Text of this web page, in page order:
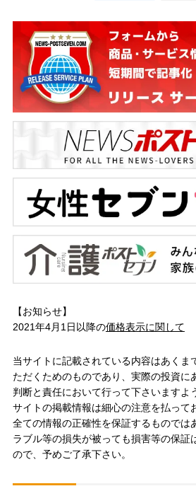
【お知らせ】
2021年4月1日以降の価格表示に関して
当サイトに記載されている内容はあくま
ただくためのものであり、実際の投資に
判断と責任において行って下さいますよ
サイトの掲載情報は細心の注意を払って
全ての情報の正確性を保証するものでは
ラブル等の損失が被っても損害等の保証
ので、予めご了承下さい。